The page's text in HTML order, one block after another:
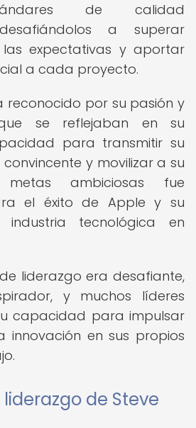
de calidad
a superar
las expectativas y aportar
a cada proyecto.
reconocido por su pasión y
que se reflejaban en su
para transmitir su
y movilizar a su
ambiciosas fue
el éxito de Apple y su
tecnológica en
liderazgo era desafiante,
y muchos líderes
capacidad para impulsar
innovación en sus propios
de Steve